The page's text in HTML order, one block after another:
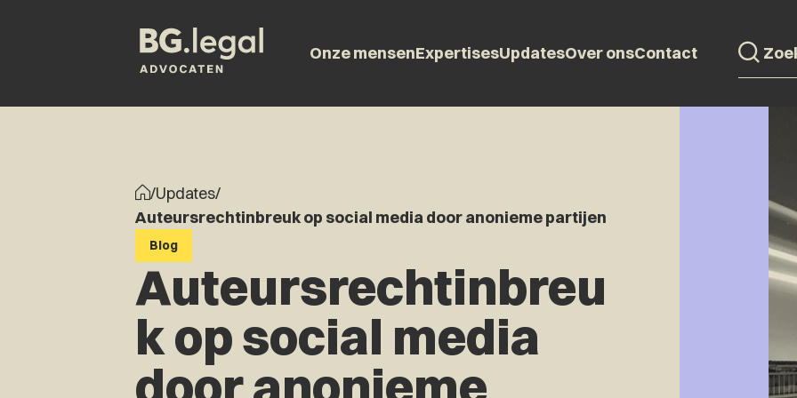
Onze mensenExpertisesUpdatesOver onsContact
/Updates/
Auteursrechtinbreuk op social media door anonieme partijen
Blog
Auteursrechtinbreu
k op social media